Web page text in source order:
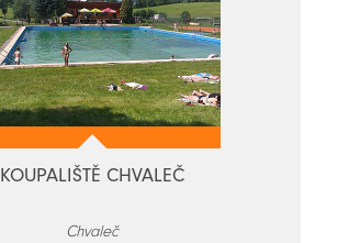
KOUPALIŠTĚ CHVALEČ
Chvaleč